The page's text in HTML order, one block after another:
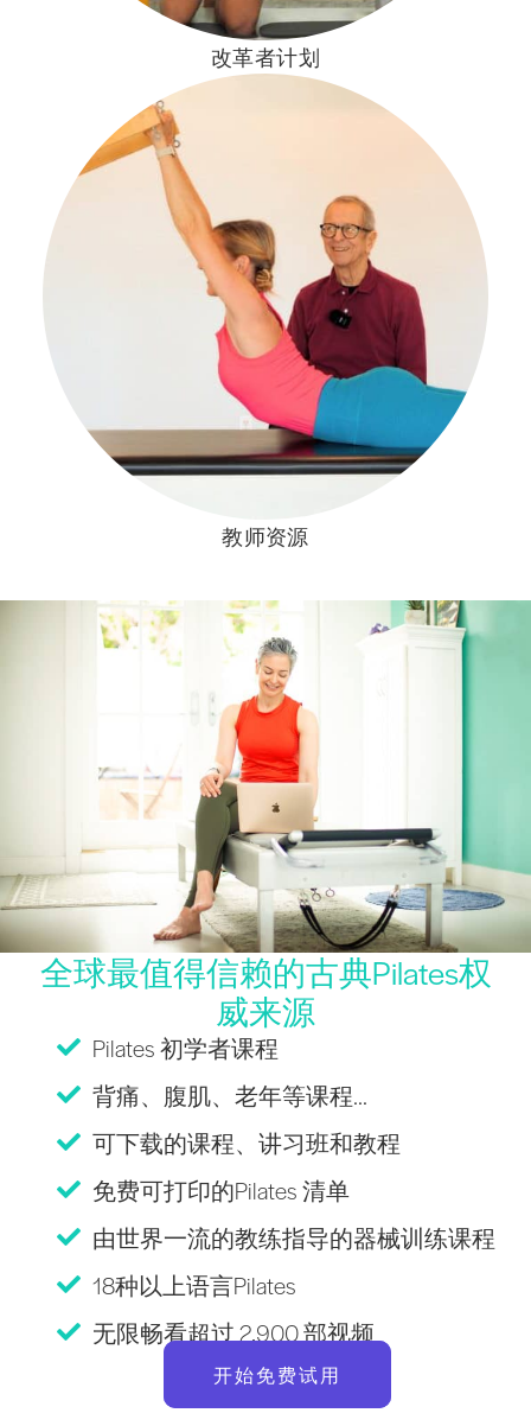
改革者计划
教师资源
全球最值得信赖的古典Pilates权
威来源
Pilates 初学者课程
背痛、腹肌、老年等课程...
可下载的课程、讲习班和教程
免费可打印的Pilates 清单
由世界一流的教练指导的器械训练课程
18种以上语言Pilates
无限畅看超过 2,900 部视频
开始免费试用